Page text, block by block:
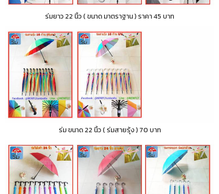
ร่มยาว 22 นิ้ว ( ขนาด มาตราฐาน ) ราคา 45 บาท
ร่ม ขนาด 22 นิ้ว ( ร่มสายรุ้ง ) 70 บาท